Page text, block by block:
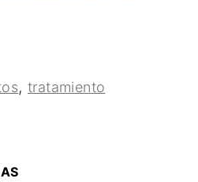
,tratamiento